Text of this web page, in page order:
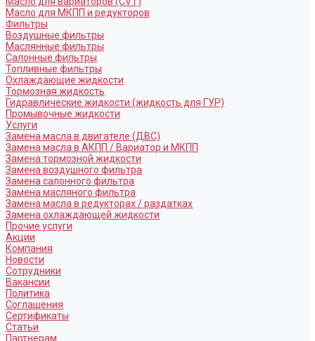
Масло для МКПП и редукторов
Фильтры
Воздушные фильтры
Маслянные фильтры
Салонные фильтры
Топливные фильтры
Охлаждающие жидкости
Тормозная жидкость
Гидравлические жидкости (жидкость для ГУР)
Промывочные жидкости
Услуги
Замена масла в двигателе (ДВС)
Замена масла в АКПП / Вариатор и МКПП
Замена тормозной жидкости
Замена воздушного фильтра
Замена салонного фильтра
Замена масляного фильтра
Замена масла в редукторах / раздатках
Замена охлаждающей жидкости
Прочие услуги
Акции
Компания
Новости
Сотрудники
Вакансии
Политика
Соглашения
Сертификаты
Статьи
Партнерам